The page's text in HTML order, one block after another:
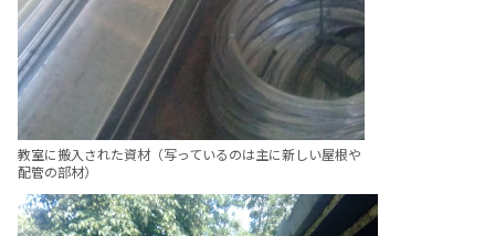
教室に搬入された資材（写っているのは主に新しい屋根や
配管の部材）